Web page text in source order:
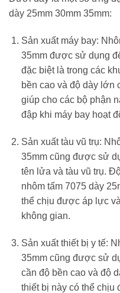
dày 25mm 30mm 35mm:
Sản xuất máy bay:
35mm được sử dụng
đặc biệt là trong các
bền cao và độ dày lớn
giúp cho các bộ phận
đập khi máy bay hoạt
Sản xuất tàu vũ trụ:
35mm cũng được sử
tên lửa và tàu vũ trụ.
nhôm tấm 7075 dày
thể chịu được áp lực
không gian.
Sản xuất thiết bị y tế:
35mm cũng được sử
cần độ bền cao và độ
thiết bị này có thể